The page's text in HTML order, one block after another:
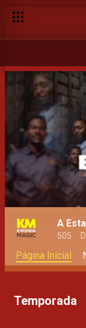
A
505
Página Inicial
Temporada